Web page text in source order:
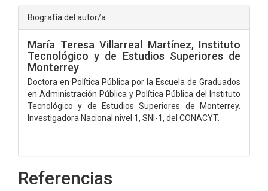
Biografía del autor/a
María Teresa Villarreal Martínez, Instituto
Tecnológico y de Estudios Superiores de
Monterrey
Doctora en Política Pública por la Escuela de Graduados
en Administración Pública y Política Pública del Instituto
Tecnológico y de Estudios Superiores de Monterrey.
Investigadora Nacional nivel 1, SNI-1, del CONACYT.
Referencias